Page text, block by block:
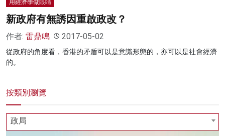
用經濟學做眼睛
新政府有無誘因重啟政改？
作者: 雷鼎鳴 2017-05-02
從政府的角度看，香港的矛盾可以是意識形態的，亦可以是社會經濟
的。
按類別瀏覽
政局